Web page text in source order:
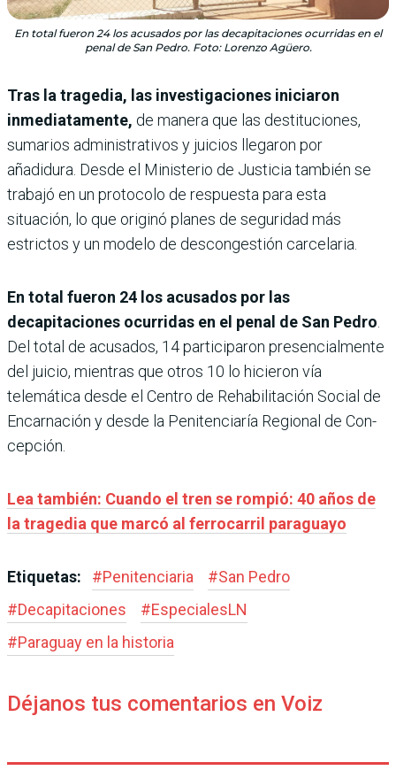
En total fueron 24 los acusados por las decapitaciones ocurridas en el
penal de San Pedro. Foto: Lorenzo Agüero.
Tras la tragedia, las investigaciones iniciaron
inmediatamente, de manera que las destituciones,
sumarios administrativos y juicios llegaron por
añadidura. Desde el Ministerio de Justicia también se
trabajó en un protocolo de respuesta para esta
situación, lo que originó planes de seguridad más
estrictos y un modelo de descongestión carcelaria.
En total fueron 24 los acusados por las
decapitaciones ocurridas en el penal de San Pedro
Del total de acusados, 14 participaron presencial­mente
del juicio, mientras que otros 10 lo hicieron vía
telemática desde el Centro de Rehabilitación Social de
Encarnación y desde la Peni­tenciaría Regional de Con­
cepción.
Lea también: Cuando el tren se rompió: 40 años de
la tragedia que marcó al ferrocarril paraguayo
Etiquetas: #Penitenciaria #San Pedro
#Decapitaciones #EspecialesLN
#Paraguay en la historia
Déjanos tus comentarios en Voiz